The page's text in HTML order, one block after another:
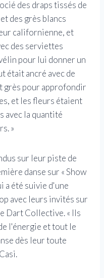
des draps tissés de
des grès blancs
californienne, et
des serviettes
pour lui donner un
était ancré avec de
grès pour approfondir
et les fleurs étaient
avec la quantité
»
sur leur piste de
danse sur « Show
a été suivie d'une
avec leurs invités sur
Dart Collective. « Ils
l'énergie et tout le
dès leur toute